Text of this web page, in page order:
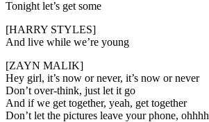
Tonight let’s get some
[HARRY STYLES]
And live while we’re young
[ZAYN MALIK]
Hey girl, it’s now or never, it’s now or never
Don’t over-think, just let it go
And if we get together, yeah, get together
Don’t let the pictures leave your phone, ohhhh